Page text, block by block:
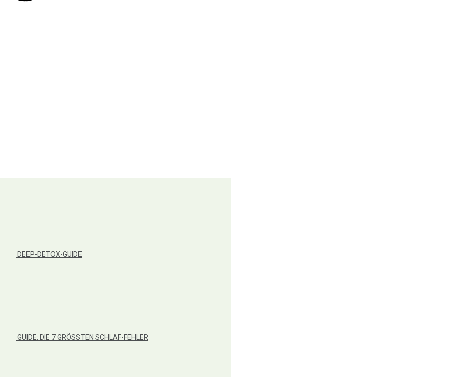
DEEP-DETOX-GUIDE
GUIDE: DIE 7 GRÖSSTEN SCHLAF-FEHLER